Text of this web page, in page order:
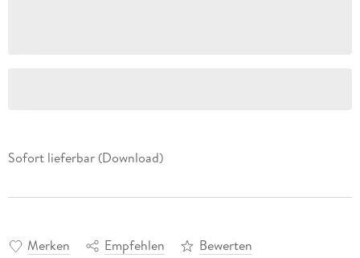
Sofort lieferbar (Download)
Merken Empfehlen Bewerten